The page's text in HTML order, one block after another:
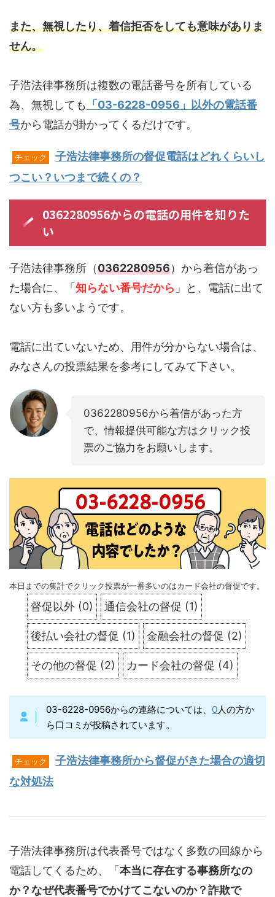
また、無視したり、着信拒否をしても意味がありま
せん。
子浩法律事務所は複数の電話番号を所有している
為、無視しても
「03-6228-0956」以外の電話番
号から電話が掛かってくるだけです。
チェック
子浩法律事務所の督促電話はどれくらいし
つこい？いつまで続くの？
0362280956からの電話の用件を知りた
い
子浩法律事務所（0362280956）から着信があっ
た場合に、「 知らない番号だから 」と、電話に出て
ない方も多いようです。
電話に出ていないため、用件が分からない場合は、
みなさんの投票結果を参考にしてみて下さい。
0362280956から着信があった方
で、情報提供可能な方はクリック投
票のご協力をお願いします。
本日までの集計でクリック投票が一番多いのはカード会社の督促です。
督促以外 (0) 通信会社の督促 (1)
後払い会社の督促 (1) 金融会社の督促 (2)
その他の督促 (2) カード会社の督促 (4)
03-6228-0956からの連絡については、 0人の方か
ら口コミが投稿されています。
チェック
子浩法律事務所から督促がきた場合の適切
な対処法
子浩法律事務所は代表番号ではなく多数の回線から
電話してくるため、「本当に存在する事務所なの
か？なぜ代表番号でかけてこないのか？詐欺で